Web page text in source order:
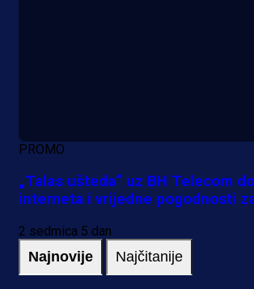
PROMO
„Talas ušteda“ uz BH Telecom
interneta i vrijedne pogodnosti
2 sedmica 5 dan
Najnovije Najčitanije